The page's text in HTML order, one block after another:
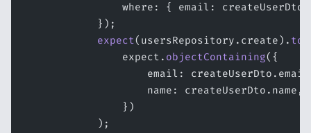
where: { email:
            });
            expect
(usersRepository.create).
                expect.
objectContaining({
email:
                    name: createUserDto.name,
                })
            );